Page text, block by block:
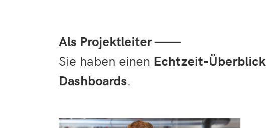
Als Projektleiter ——
Sie haben einen Echtzeit-Überblick
Dashboards.